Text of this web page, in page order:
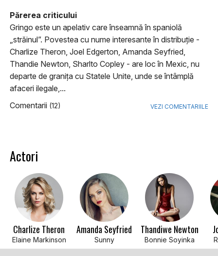
Părerea criticului
Gringo este un apelativ care înseamnă în spaniolă
„străinul”. Povestea cu nume interesante în distribuție -
Charlize Theron, Joel Edgerton, Amanda Seyfried,
Thandie Newton, Sharlto Copley - are loc în Mexic, nu
departe de graniţa cu Statele Unite, unde se întâmplă
afaceri ilegale,...
Comentarii (12) VEZI COMENTARIILE
Actori
Charlize Theron
Elaine Markinson
Amanda Seyfried
Sunny
Thandiwe Newton
Bonnie Soyinka